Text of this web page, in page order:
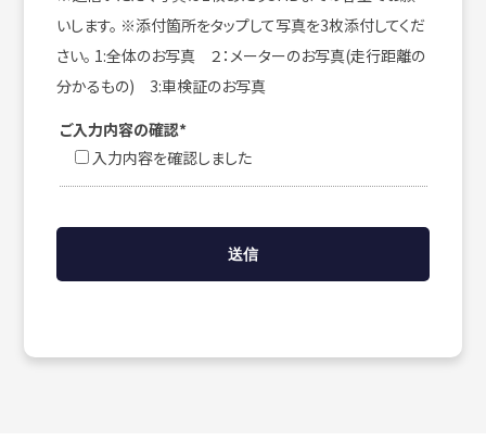
いします。 ※添付箇所をタップして写真を3枚添付してくだ
さい。 1:全体のお写真 ２：メーターのお写真(走行距離の
分かるもの) 3:車検証のお写真
ご入力内容の確認*
入力内容を確認しました